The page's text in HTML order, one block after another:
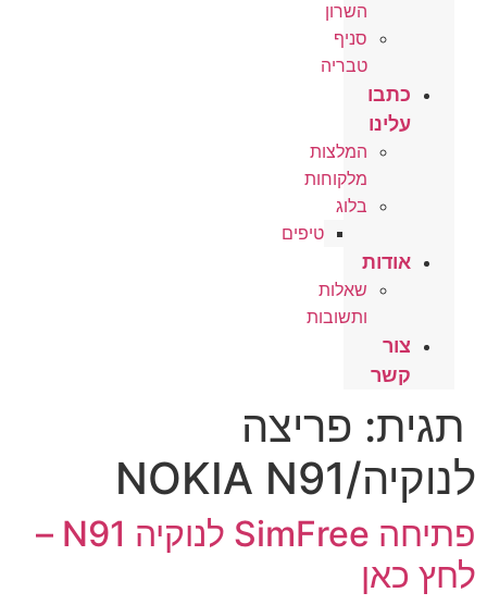
השרון
סניף
טבריה
כתבו
עלינו
המלצות
מלקוחות
בלוג
טיפים
אודות
שאלות
ותשובות
צור
קשר
תגית: פריצה
לנוקיה/NOKIA N91
פתיחה SimFree לנוקיה N91 –
לחץ כאן